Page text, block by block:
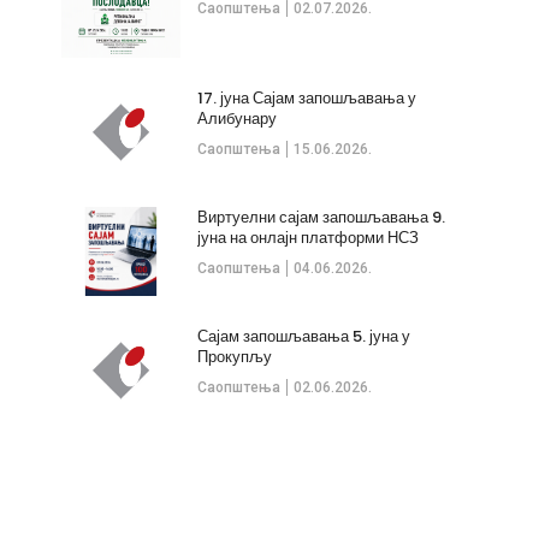
Саопштења 02.07.2026.
Саопштења 15.06.2026.
17. јуна Сајам запошљавања у
Алибунару
Саопштења 04.06.2026.
Виртуелни сајам запошљавања 9.
јуна на онлајн платформи НСЗ
Саопштења 02.06.2026.
Сајам запошљавања 5. јуна у
Прокупљу